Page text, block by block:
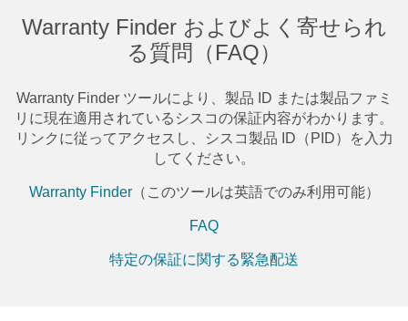
Warranty Finder およびよく寄せられ
る質問（FAQ）
Warranty Finder ツールにより、製品 ID または製品ファミ
リに現在適用されているシスコの保証内容がわかります。
リンクに従ってアクセスし、シスコ製品 ID（PID）を入力
してください。
Warranty Finder（このツールは英語でのみ利用可能）
FAQ
特定の保証に関する緊急配送